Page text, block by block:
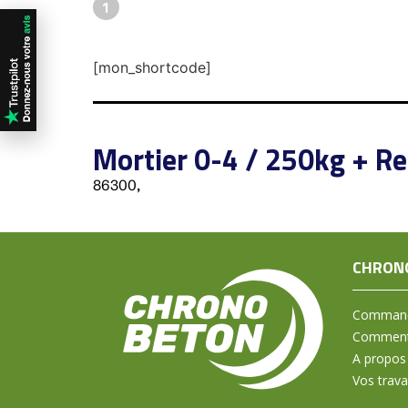
1
[mon_shortcode]
Mortier 0-4 / 250kg +
86300,
A propos
Vos